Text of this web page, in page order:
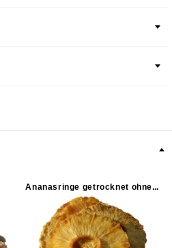
Ananasringe getrocknet ohne Zuckerzusatz